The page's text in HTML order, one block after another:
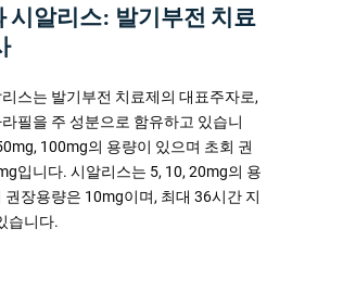
시알리스: 발기부전 치료
스는 발기부전 치료제의 대표주자로,
필을 주 성분으로 함유하고 있습니
100mg의 용량이 있으며 초회 권
입니다. 시알리스는 5, 10, 20mg의 용
권장용량은 10mg이며, 최대 36시간 지
습니다.